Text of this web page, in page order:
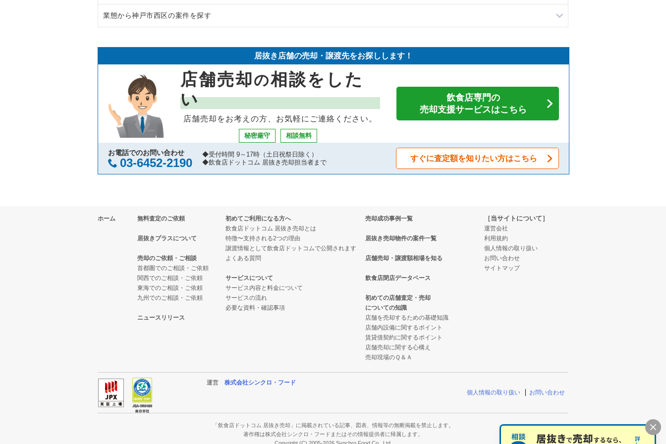
西宮市の飲食店の居抜き売却物件の案件一覧
川西市の飲食店の居抜き売却物件の案件一覧
芦屋市の飲食店の居抜き売却物件の案件一覧
神戸市中央区の飲食店の居抜き売却物件の案件一覧
神戸市灘区の飲食店の居抜き売却物件の案件一覧
伊丹市の飲食店の居抜き売却物件の案件一覧
神戸市兵庫区の飲食店の居抜き売却物件の案件一覧
明石市の飲食店の居抜き売却物件の案件一覧
神戸市長田区の飲食店の居抜き売却物件の案件一覧
神戸市垂水区の飲食店の居抜き売却物件の案件一覧
神戸市須磨区の飲食店の居抜き売却物件の案件一覧
加古川市の飲食店の居抜き売却物件の案件一覧
兵庫県のラーメンの居抜き売却物件の案件一覧
兵庫県のイタリア料理の居抜き売却物件の案件一覧
兵庫県の中華の居抜き売却物件の案件一覧
兵庫県のそば・うどんの居抜き売却物件の案件一覧
兵庫県の寿司の居抜き売却物件の案件一覧
兵庫県の焼肉の居抜き売却物件の案件一覧
兵庫県の鉄板焼き・お好み焼の居抜き売却物件の案件一覧
兵庫県のカフェの居抜き売却物件の案件一覧
兵庫県のテイクアウトの居抜き売却物件の案件一覧
兵庫県のお弁当・惣菜・デリの居抜き売却物件の案件一覧
兵庫県のカラオケ・パブ・スナックの居抜き売却物件の案件一覧
兵庫県のバーの居抜き売却物件の案件一覧
兵庫県の和食の居抜き売却物件の案件一覧
兵庫県の洋食の居抜き売却物件の案件一覧
兵庫県のその他の居抜き売却物件の案件一覧
業態から神戸市西区の案件を探す
居抜き店舗の売却・譲渡先をお探しします！
店舗売却の相談をした
い
店舗売却をお考えの方、お気軽にご連絡ください。
秘密厳守 相談無料
飲食店専門の
売却支援サービスはこちら
お電話でのお問い合わせ
03-6452-2190
◆受付時間 9～17時（土日祝祭日除く）
◆飲食店ドットコム 居抜き売却担当者まで
すぐに査定額を知りたい方はこちら
ホーム 無料査定のご依頼
居抜きプラスについて
売却のご依頼・ご相談
首都圏でのご相談・ご依頼
関西でのご相談・ご依頼
東海でのご相談・ご依頼
九州でのご相談・ご依頼
ニュースリリース
初めてご利用になる方へ
飲食店ドットコム 居抜き売却とは
特徴〜支持される2つの理由
譲渡情報として飲食店ドットコムで公開されます
よくある質問
サービスについて
サービス内容と料金について
サービスの流れ
必要な資料・確認事項
売却成功事例一覧
居抜き売却物件の案件一覧
店舗売却・譲渡額相場を知る
飲食店閉店データベース
初めての店舗査定・売却
についての知識
店舗を売却するための基礎知識
店舗内設備に関するポイント
賃貸借契約に関するポイント
店舗売却に関する心構え
売却現場のＱ＆Ａ
［当サイトについて］
運営会社
利用規約
個人情報の取り扱い
お問い合わせ
サイトマップ
運営 株式会社シンクロ・フード
個人情報の取り扱い
お問い合わせ
「飲食店ドットコム 居抜き売却」に掲載されている記事、図表、情報等の無断掲載を禁止します。
著作権は株式会社シンクロ・フードまたはその情報提供者に帰属します。